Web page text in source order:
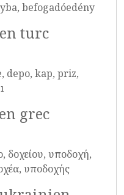
befogadóedény
turc
depo, kap, priz,
grec
δοχείου, υποδοχή,
υποδοχής